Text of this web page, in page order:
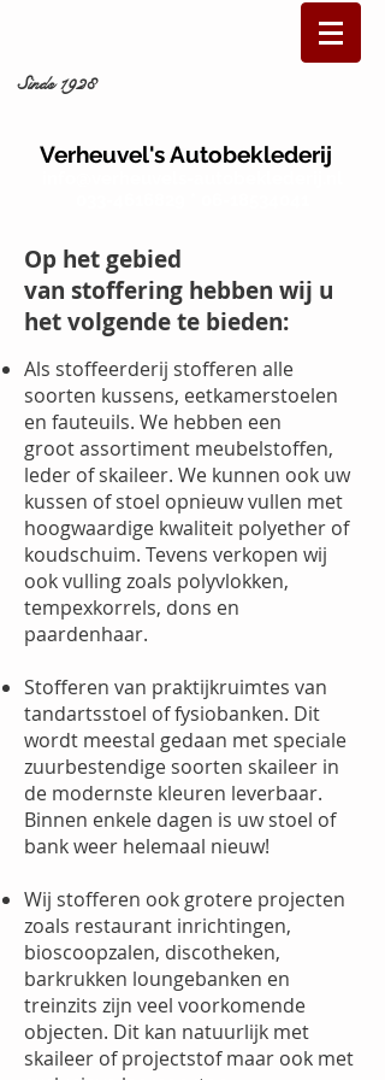
Sinds 1928
Verheuvel's Autobeklederij
Op het gebied
van stoffering hebben wij u
het volgende te bieden:
Als stoffeerderij stofferen alle
soorten kussens, eetkamerstoelen
en fauteuils. We hebben een
groot assortiment meubelstoffen,
leder of skaileer. We kunnen ook uw
kussen of stoel opnieuw vullen met
hoogwaardige kwaliteit polyether of
koudschuim. Tevens verkopen wij
ook vulling zoals polyvlokken,
tempexkorrels, dons en
paardenhaar.
Stofferen van praktijkruimtes van
tandartsstoel of fysiobanken. Dit
wordt meestal gedaan met speciale
zuurbestendige soorten skaileer in
de modernste kleuren leverbaar.
Binnen enkele dagen is uw stoel of
bank weer helemaal nieuw!
Wij stofferen ook grotere projecten
zoals restaurant inrichtingen,
bioscoopzalen, discotheken,
barkrukken loungebanken en
treinzits zijn veel voorkomende
objecten. Dit kan natuurlijk met
skaileer of projectstof maar ook met